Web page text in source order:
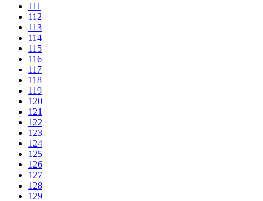
111
112
113
114
115
116
117
118
119
120
121
122
123
124
125
126
127
128
129